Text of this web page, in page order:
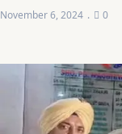
November 6, 2024 0